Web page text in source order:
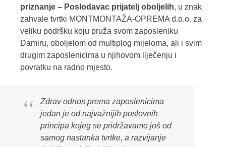
priznanje – Poslodavac prijatelj oboljelih, u znak
zahvale tvrtki MONTMONTAŽA-OPREMA d.o.o. za
veliku podršku koju pruža svom zaposleniku
Damiru, oboljelom od multiplog mijeloma, ali i svim
drugim zaposlenicima u njihovom liječenju i
povratku na radno mjesto.
Zdrav odnos prema zaposlenicima
jedan je od najvažnijih poslovnih
principa kojeg se pridržavamo još od
samog nastanka tvrtke, a razvijanje